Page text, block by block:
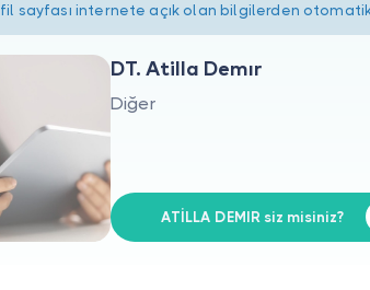
sayfası internete açık olan bilgilerden
DT. Atilla Demır
Diğer
ATİLLA DEMIR siz misiniz?